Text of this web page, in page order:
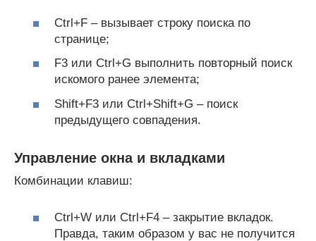
Ctrl+F – вызывает строку поиска по
странице;
F3 или Ctrl+G выполнить повторный поиск
искомого ранее элемента;
Shift+F3 или Ctrl+Shift+G – поиск
предыдущего совпадения.
Управление окна и вкладками
Комбинации клавиш:
Ctrl+W или Ctrl+F4 – закрытие вкладок.
Правда, таким образом у вас не получится